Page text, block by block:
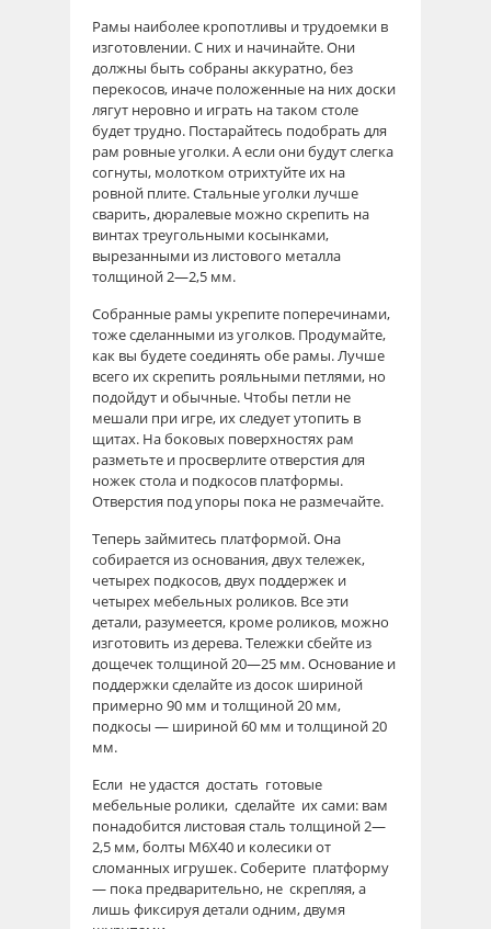
Рамы наиболее кропотливы и трудоемки в
изготовлении. С них и начинайте. Они
должны быть собраны аккуратно, без
перекосов, иначе положенные на них доски
лягут неровно и играть на таком столе
будет трудно. Постарайтесь подобрать для
рам ровные уголки. А если они будут слегка
согнуты, молотком отрихтуйте их на
ровной плите. Стальные уголки лучше
сварить, дюралевые можно скрепить на
винтах треугольными косынками,
вырезанными из листового металла
толщиной 2—2,5 мм.
Собранные рамы укрепите поперечинами,
тоже сделанными из уголков. Продумайте,
как вы будете соединять обе рамы. Лучше
всего их скрепить рояльными петлями, но
подойдут и обычные. Чтобы петли не
мешали при игре, их следует утопить в
щитах. На боковых поверхностях рам
разметьте и просверлите отверстия для
ножек стола и подкосов платформы.
Отверстия под упоры пока не размечайте.
Теперь займитесь платформой. Она
собирается из основания, двух тележек,
четырех подкосов, двух поддержек и
четырех мебельных роликов. Все эти
детали, разумеется, кроме роликов, можно
изготовить из дерева. Тележки сбейте из
дощечек толщиной 20—25 мм. Основание и
поддержки сделайте из досок шириной
примерно 90 мм и толщиной 20 мм,
подкосы — шириной 60 мм и толщиной 20
мм.
Если не удастся достать готовые
мебельные ролики, сделайте их сами: вам
понадобится листовая сталь толщиной 2—
2,5 мм, болты М6Х40 и колесики от
сломанных игрушек. Соберите платформу
— пока предварительно, не скрепляя, а
лишь фиксируя детали одним, двумя